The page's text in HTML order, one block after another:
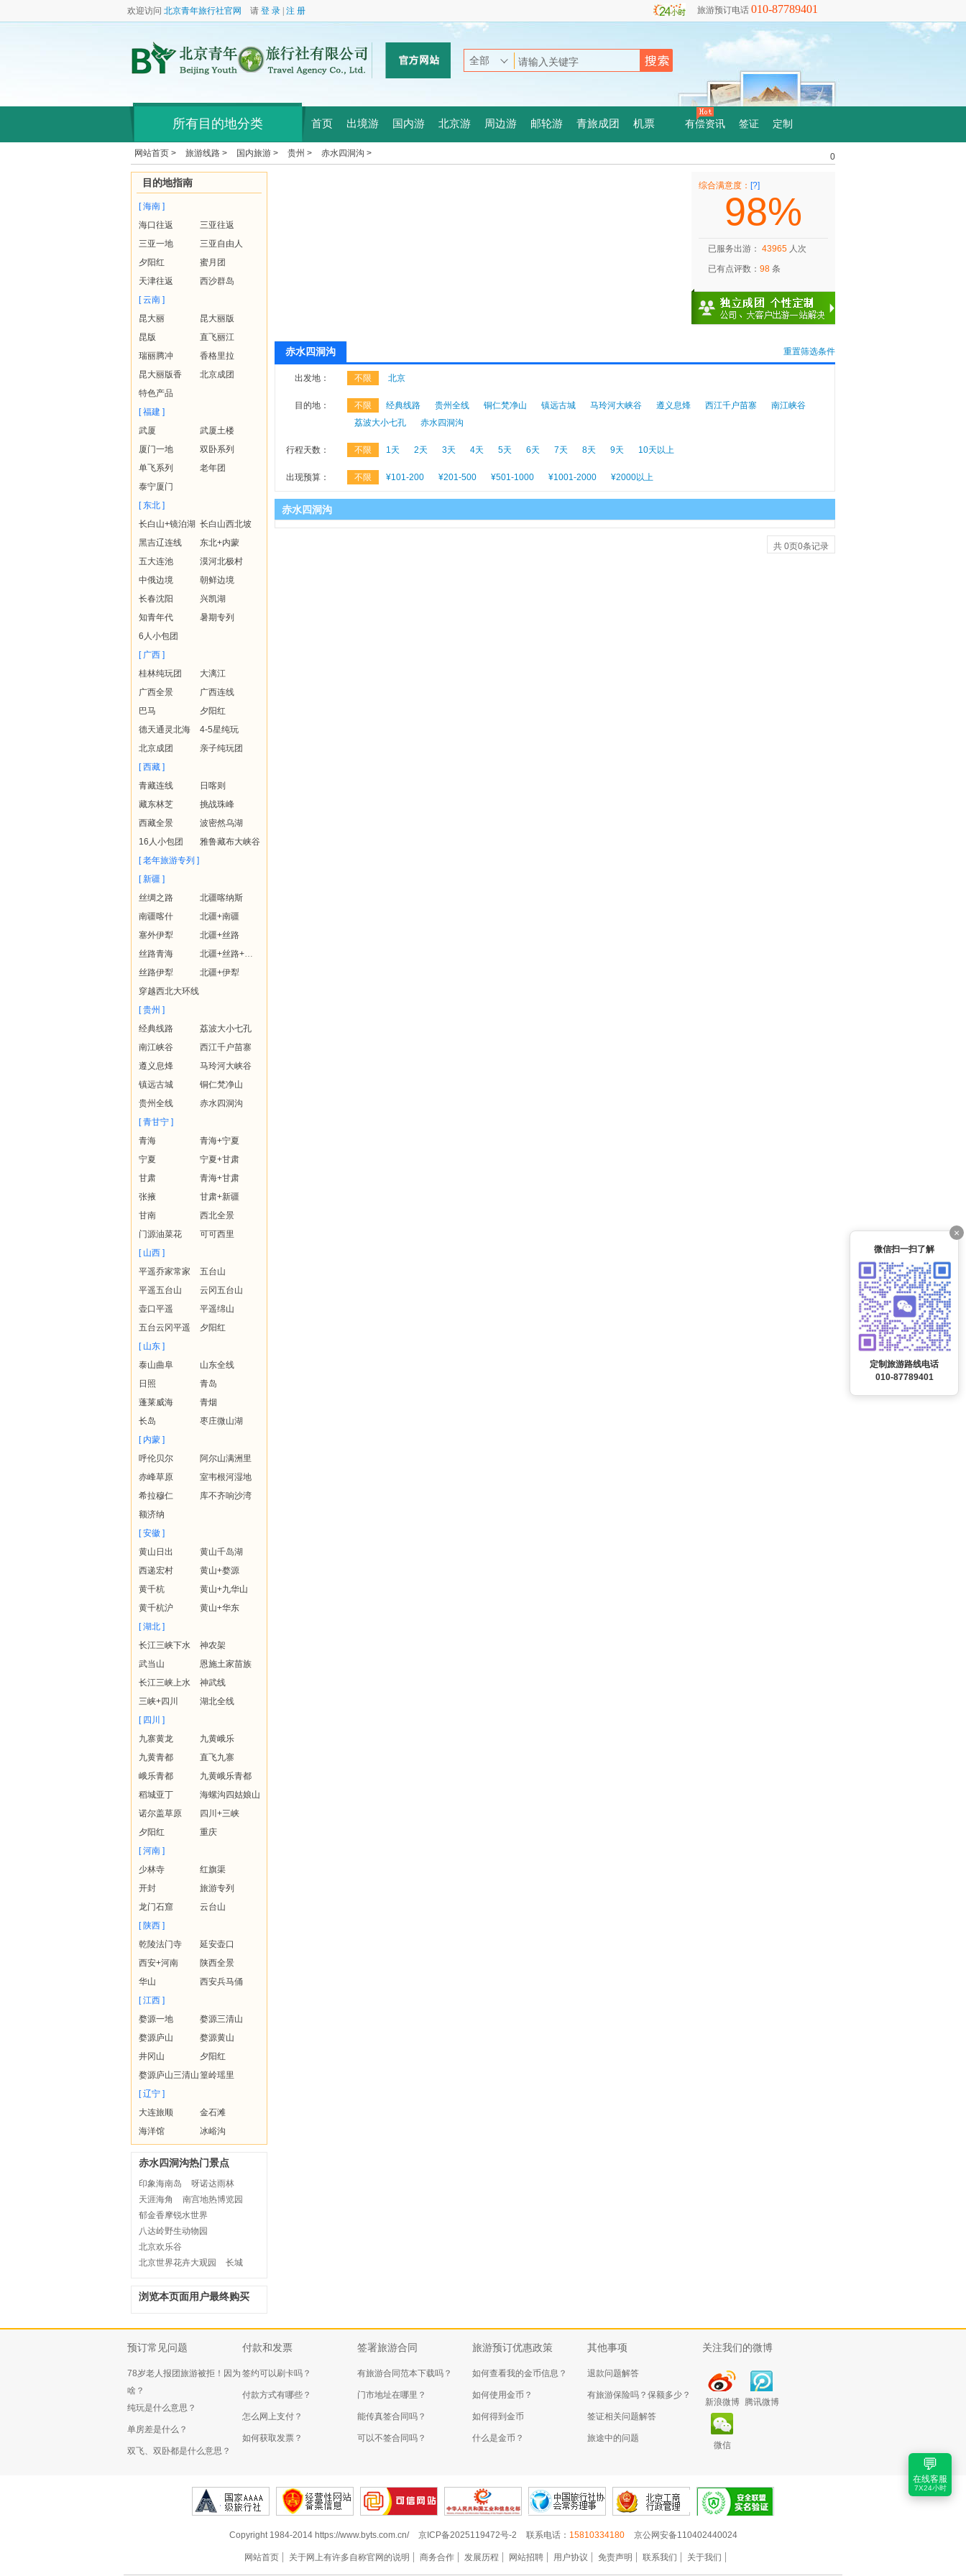
欢迎访问 北京青年旅行社官网 请 登 录 注 册 旅游预订电话 010-87789401
所有目的地分类 首页 出境游 国内游 北京游 周边游 邮轮游 青旅成团 机票 有偿资讯 签证 定制
网站首页 > 旅游线路 > 国内旅游 > 贵州 > 赤水四洞沟 > 0
目的地指南
[ 海南 ]
海口往返
三亚往返
三亚一地
三亚自由人
夕阳红
蜜月团
天津往返
西沙群岛
[ 云南 ]
昆大丽
昆大丽版
昆版
直飞丽江
瑞丽腾冲
香格里拉
昆大丽版香
北京成团
特色产品
[ 福建 ]
武厦
武厦土楼
厦门一地
双卧系列
单飞系列
老年团
泰宁厦门
[ 东北 ]
长白山+镜泊湖 长白山西北坡
黑吉辽连线
东北+内蒙
五大连池
漠河北极村
中俄边境
朝鲜边境
长春沈阳
兴凯湖
知青年代
暑期专列
6人小包团
[ 广西 ]
桂林纯玩团
大漓江
广西全景
广西连线
巴马
夕阳红
德天通灵北海
4-5星纯玩
北京成团
亲子纯玩团
[ 西藏 ]
青藏连线
日喀则
藏东林芝
挑战珠峰
西藏全景
波密然乌湖
16人小包团
雅鲁藏布大峡谷
[ 老年旅游专列 ]
[ 新疆 ]
丝绸之路
北疆喀纳斯
南疆喀什
北疆+南疆
塞外伊犁
北疆+丝路
丝路青海
北疆+丝路+青海
丝路伊犁
北疆+伊犁
穿越西北大环线
[ 贵州 ]
经典线路
荔波大小七孔
南江峡谷
西江千户苗寨
遵义息烽
马玲河大峡谷
镇远古城
铜仁梵净山
贵州全线
赤水四洞沟
[ 青甘宁 ]
青海
青海+宁夏
宁夏
宁夏+甘肃
甘肃
青海+甘肃
张掖
甘肃+新疆
甘南
西北全景
门源油菜花
可可西里
[ 山西 ]
平遥乔家常家
五台山
平遥五台山
云冈五台山
壶口平遥
平遥绵山
五台云冈平遥
夕阳红
[ 山东 ]
泰山曲阜
山东全线
日照
青岛
蓬莱威海
青烟
长岛
枣庄微山湖
[ 内蒙 ]
呼伦贝尔
阿尔山满洲里
赤峰草原
室韦根河湿地
希拉穆仁
库不齐响沙湾
额济纳
[ 安徽 ]
黄山日出
黄山千岛湖
西递宏村
黄山+婺源
黄千杭
黄山+九华山
黄千杭沪
黄山+华东
[ 湖北 ]
长江三峡下水
神农架
武当山
恩施土家苗族
长江三峡上水
神武线
三峡+四川
湖北全线
[ 四川 ]
九寨黄龙
九黄峨乐
九黄青都
直飞九寨
峨乐青都
九黄峨乐青都
稻城亚丁
海螺沟四姑娘山
诺尔盖草原
四川+三峡
夕阳红
重庆
[ 河南 ]
少林寺
红旗渠
开封
旅游专列
龙门石窟
云台山
[ 陕西 ]
乾陵法门寺
延安壶口
西安+河南
陕西全景
华山
西安兵马俑
[ 江西 ]
婺源一地
婺源三清山
婺源庐山
婺源黄山
井冈山
夕阳红
婺源庐山三清山篁岭瑶里
[ 辽宁 ]
大连旅顺
金石滩
海洋馆
冰峪沟
赤水四洞沟热门景点
印象海南岛
呀诺达雨林
天涯海角
南宫地热博览园
郁金香摩锐水世界
八达岭野生动物园
北京欢乐谷
北京世界花卉大观园
长城
浏览本页面用户最终购买
综合满意度： [?]
98%
已服务出游： 43965 人次
已有点评数： 98 条
赤水四洞沟 重置筛选条件
出发地： 不限 北京
目的地： 不限 经典线路 贵州全线 铜仁梵净山 镇远古城 马玲河大峡谷 遵义息烽 西江千户苗寨
南江峡谷
荔波大小七孔
赤水四洞沟
行程天数： 不限 1天 2天 3天 4天 5天 6天 7天 8天 9天 10天以上
出现预算： 不限 ¥101-200 ¥201-500 ¥501-1000 ¥1001-2000 ¥2000以上
赤水四洞沟
共 0页0条记录
预订常见问题
78岁老人报团旅游被拒！因为
啥？
纯玩是什么意思？
单房差是什么？
双飞、双卧都是什么意思？
付款和发票
签约可以刷卡吗？
付款方式有哪些？
怎么网上支付？
如何获取发票？
签署旅游合同
有旅游合同范本下载吗？
门市地址在哪里？
能传真签合同吗？
可以不签合同吗？
旅游预订优惠政策
如何查看我的金币信息？
如何使用金币？
如何得到金币
什么是金币？
其他事项
退款问题解答
有旅游保险吗？保额多少？
签证相关问题解答
旅途中的问题
关注我们的微博
新浪微博 腾讯微博
微信
Copyright 1984-2014 https://www.byts.com.cn/ 京ICP备2025119472号-2 联系电话： 15810334180 京公网安备110402440024
网站首页 关于网上有许多自称官网的说明 商务合作 发展历程 网站招聘 用户协议 免责声明 联系我们 关于我们
×
微信扫一扫了解
定制旅游路线电话
010-87789401
💬
在线客服
7X24小时